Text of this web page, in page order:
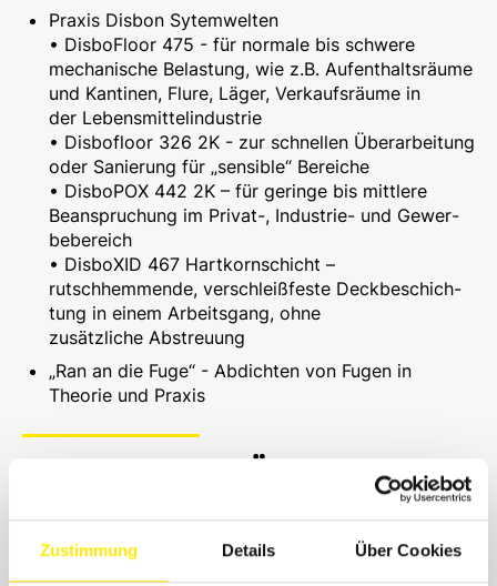
Zustimmung Details Über Cookies
Praxis Disbon Sytemwelten
• DisboFloor 475 - für normale bis schwere
mechanische Be­lastung, wie z.B. Aufenthaltsräume
und Kantinen, Flure, Läger, Verkaufsräume in
der Lebensmittelindustrie
• Disbofloor 326 2K - zur schnellen Überarbeitung
oder Sanierung für „sensible“ Bereiche
• DisboPOX 442 2K – für geringe bis mittlere
Beanspruchun­g im Privat-, Industrie- und Gewer­
be­bereich
• DisboXID 467 Hartkornschicht –
rutschhemmende, verschleißfeste Deckbeschich­
tung in einem Arbeitsgang, ohne
zusätzliche Abstreuung
„Ran an die Fuge“ - Abdichten von Fugen in
Theorie und Praxis
ALLE TERMINE IM ÜBERBLICK:
04129Leipzig